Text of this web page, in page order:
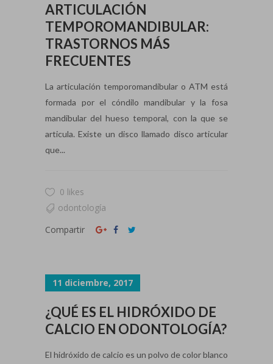
ARTICULACIÓN
TEMPOROMANDIBULAR:
TRASTORNOS MÁS
FRECUENTES
La articulación temporomandibular o ATM está
formada por el cóndilo mandibular y la fosa
mandibular del hueso temporal, con la que se
articula. Existe un disco llamado disco articular
que...
0 likes
odontología
Compartir
11 diciembre, 2017
¿QUÉ ES EL HIDRÓXIDO DE
CALCIO EN ODONTOLOGÍA?
El hidróxido de calcio es un polvo de color blanco